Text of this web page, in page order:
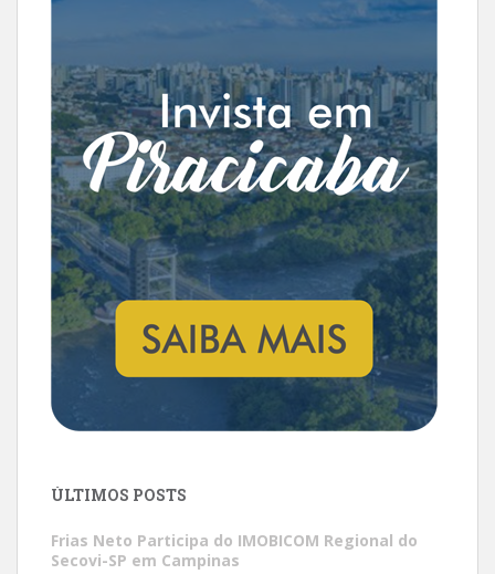
ÚLTIMOS POSTS
Frias Neto Participa do IMOBICOM Regional do
Secovi-SP em Campinas